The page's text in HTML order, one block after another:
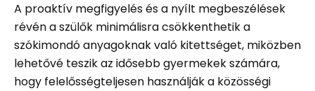
A proaktív megfigyelés és a nyílt megbeszélések
révén a szülők minimálisra csökkenthetik a
szókimondó anyagoknak való kitettséget, miközben
lehetővé teszik az idősebb gyermekek számára,
hogy felelősségteljesen használják a közösségi